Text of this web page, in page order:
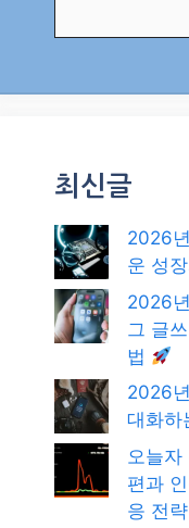
최신글
2026
운 성
2026
그 글
법
2026
대화하
오늘자
편과
응 전